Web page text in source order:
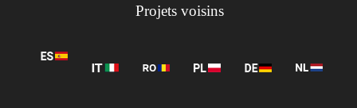
Projets voisins